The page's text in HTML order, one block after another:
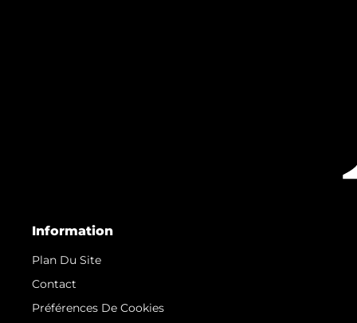
Information
Plan Du Site
Contact
Préférences De Cookies